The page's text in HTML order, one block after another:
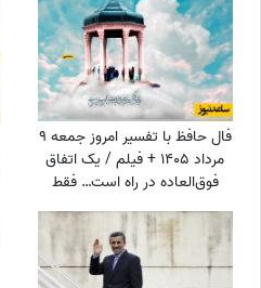
فال حافظ با تفسیر امروز جمعه 9
مرداد 1405 + فیلم / یک اتفاق
فوق‌العاده در راه است… فقط
کمی صبر کن و ببین! زندگی هنوز
بهترین هدیه‌اش را برای تو نگه
داشته است!